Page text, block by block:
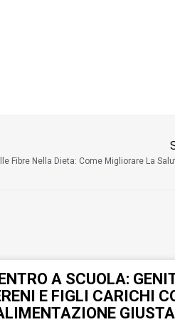
Fibre Nella Dieta: Come Migliorare La
A SCUOLA:
E FIGLI CARICHI